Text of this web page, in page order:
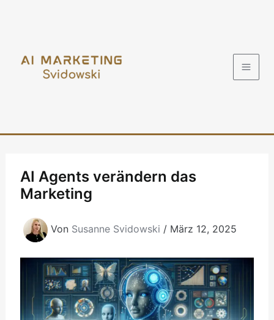
AI Agents verändern das
Marketing
Von Susanne Svidowski / März 12, 2025